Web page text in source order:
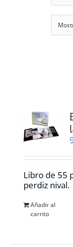
Libro de 55
perdiz nival.
Añadir al
carrito